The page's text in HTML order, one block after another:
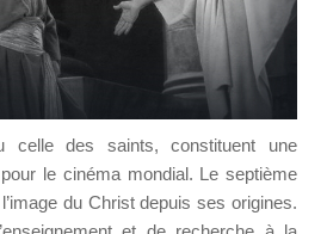
des saints, constituent une
le cinéma mondial. Le septième
du Christ depuis ses origines.